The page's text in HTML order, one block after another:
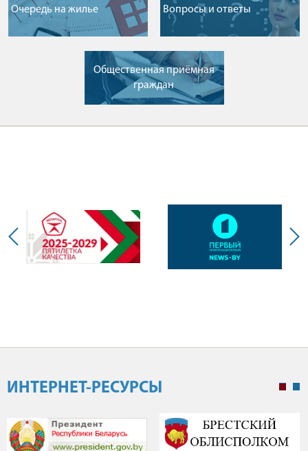
Очередь на жилье Вопросы и ответы
Общественная приёмная
граждан
ИНТЕРНЕТ-РЕСУРСЫ